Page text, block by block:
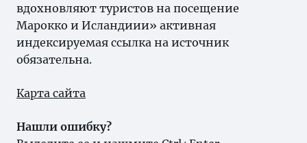
вдохновляют туристов на посещение
Марокко и Исландиии» активная
индексируемая ссылка на источник
обязательна.
Карта сайта
Нашли ошибку?